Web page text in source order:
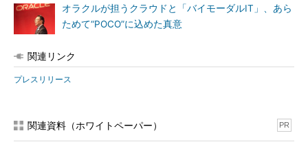
VR／AR／AIが、「働き方」に与えるインパクト：AIの進化が
従業員の66％が、「仕事でAR／VR製品を使う意欲」があり、
そのうち46％が「これらの技術によって自分の仕事の生産性が
オラクルが担うクラウドと「バイモーダルIT」、あら
ためて“POCO”に込めた真意
関連リンク
プレスリリース
関連資料（ホワイトペーパー） PR